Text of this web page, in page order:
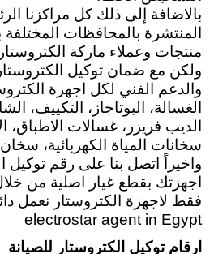
بالاضافة إلى ذلك كل مراكزنا
المنتشرة بالمحافظات
منتجات وعملاء ماركة
ولكن مع ضمان توكيل
والدعم الفني لكل اجهزة
الغسالة، البوتاجاز، التكييف،
الديب فريزر، غسالات الاطباق،
سخانات المياة الكهربائية، سخان
واخيراً اتصل بنا على رقم توكيل
اجهزتك بقطع غيار اصلية من
فقط لاجهزة الكتروستار نعمل
electrostar agent in Egypt
ارقام توكيل الكتروستار للصيانة